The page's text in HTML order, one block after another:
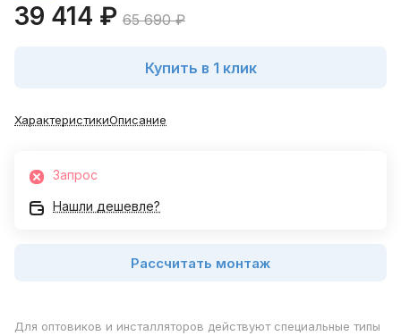
39 414 ₽ 65 690 ₽
Купить в 1 клик
ХарактеристикиОписание
Запрос
Нашли дешевле?
Рассчитать монтаж
Для оптовиков и инсталляторов действуют специальные типы